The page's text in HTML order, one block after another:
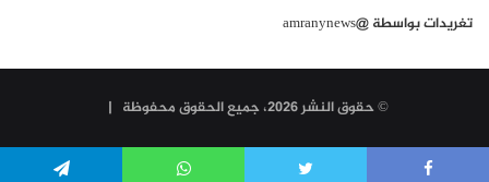
تغريدات بواسطة @amranynews
© حقوق النشر 2026، جميع الحقوق محفوظة |